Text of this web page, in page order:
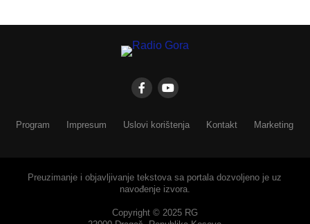
Program Impresum Uslovi korištenja Kontakt Marketing
Preuzimanje i objavljivanje tekstova sa portala dozvoljeno je uz
navođenje izvora.
Copyright © 2025 RG